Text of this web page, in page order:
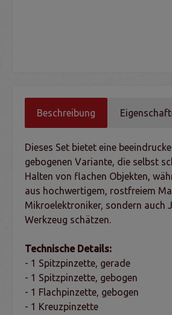
Beschreibung
Dieses Set bietet eine
gebogenen Variante, die selbst
Halten von flachen Objekten,
aus hochwertigem, rostfreiem
Mikroelektroniker, sondern auch
Werkzeug schätzen.
Technische Details:
- 1 Spitzpinzette, gerade
- 1 Spitzpinzette, gebogen
- 1 Flachpinzette, gebogen
- 1 Kreuzpinzette